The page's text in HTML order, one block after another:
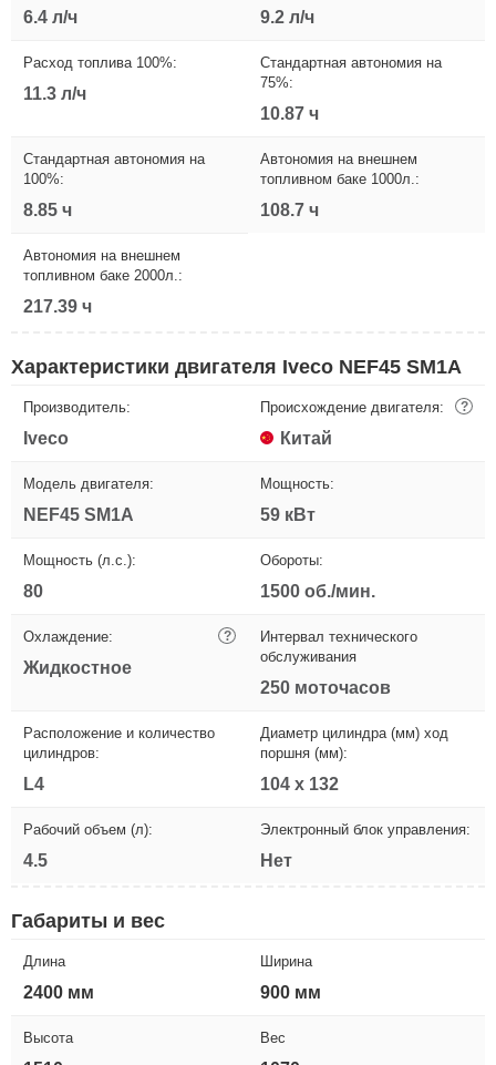
6.4 л/ч 9.2 л/ч
Расход топлива 100%:
11.3 л/ч
Стандартная автономия на
75%:
10.87 ч
Стандартная автономия на
100%:
8.85 ч
Автономия на внешнем
топливном баке 1000л.:
108.7 ч
Автономия на внешнем
топливном баке 2000л.:
217.39 ч
Характеристики двигателя Iveco NEF45 SM1A
Производитель:
Iveco
Происхождение двигателя: ?
Китай
Модель двигателя:
NEF45 SM1A
Мощность:
59 кВт
Мощность (л.с.):
80
Обороты:
1500 об./мин.
Охлаждение: ?
Жидкостное
Интервал технического
обслуживания
250 моточасов
Расположение и количество
цилиндров:
L4
Диаметр цилиндра (мм) ход
поршня (мм):
104 x 132
Рабочий объем (л):
4.5
Электронный блок управления:
Нет
Габариты и вес
Длина
2400 мм
Ширина
900 мм
Высота Вес